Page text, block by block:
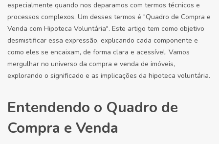
especialmente quando nos deparamos com termos técnicos e
processos complexos. Um desses termos é "Quadro de Compra e
Venda com Hipoteca Voluntária". Este artigo tem como objetivo
desmistificar essa expressão, explicando cada componente e
como eles se encaixam, de forma clara e acessível. Vamos
mergulhar no universo da compra e venda de imóveis,
explorando o significado e as implicações da hipoteca voluntária.
Entendendo o Quadro de
Compra e Venda